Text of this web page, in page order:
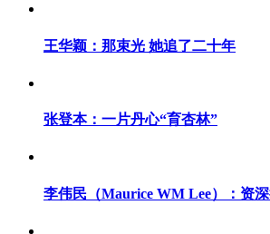
王华颖：那束光 她追了二十年
张登本：一片丹心“育杏林”
李伟民（Maurice WM Lee）：资